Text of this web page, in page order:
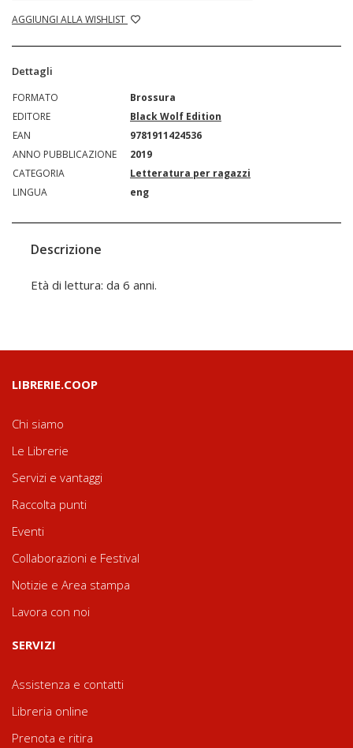
AGGIUNGI ALLA WISHLIST
Dettagli
FORMATO
Brossura
EDITORE
Black Wolf Edition
EAN
9781911424536
ANNO PUBBLICAZIONE
2019
CATEGORIA
Letteratura per ragazzi
LINGUA
eng
Descrizione
Età di lettura: da 6 anni.
LIBRERIE.COOP
Chi siamo
Le Librerie
Servizi e vantaggi
Raccolta punti
Eventi
Collaborazioni e Festival
Notizie e Area stampa
Lavora con noi
SERVIZI
Assistenza e contatti
Libreria online
Prenota e ritira